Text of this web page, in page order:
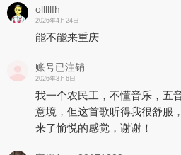
olllllfh
2026年4月24日
能不能来重庆
账号已注销
2026年3月6日
我一个农民工，不懂音乐，五
意境，但这首歌听得我很舒服
来了愉悦的感觉，谢谢！